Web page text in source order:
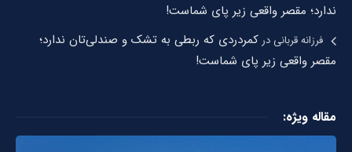
ندارد؛ مقصر واقعی زیر پای شماست!
فرزانه قربانیدر کمردردی که ربطی به تشک و صندلی‌تان ندارد؛
مقصر واقعی زیر پای شماست!
مقاله ویژه: